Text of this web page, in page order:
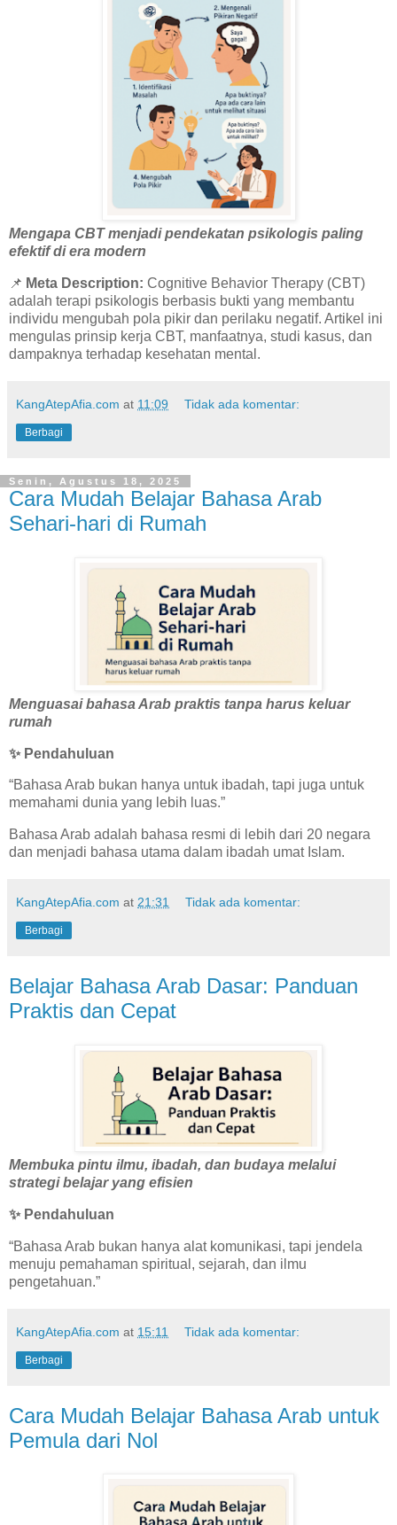
Mengapa CBT menjadi pendekatan psikologis paling
efektif di era modern
📌 Meta Description: Cognitive Behavior Therapy (CBT)
adalah terapi psikologis berbasis bukti yang membantu
individu mengubah pola pikir dan perilaku negatif. Artikel ini
mengulas prinsip kerja CBT, manfaatnya, studi kasus, dan
dampaknya terhadap kesehatan mental.
KangAtepAfia.com at 11:09 Tidak ada komentar:
Berbagi
Senin, Agustus 18, 2025
Cara Mudah Belajar Bahasa Arab
Sehari-hari di Rumah
Menguasai bahasa Arab praktis tanpa harus keluar
rumah
✨Pendahuluan
“Bahasa Arab bukan hanya untuk ibadah, tapi juga untuk
memahami dunia yang lebih luas.”
Bahasa Arab adalah bahasa resmi di lebih dari 20 negara
dan menjadi bahasa utama dalam ibadah umat Islam.
KangAtepAfia.com at 21:31 Tidak ada komentar:
Berbagi
Belajar Bahasa Arab Dasar: Panduan
Praktis dan Cepat
Membuka pintu ilmu, ibadah, dan budaya melalui
strategi belajar yang efisien
✨Pendahuluan
“Bahasa Arab bukan hanya alat komunikasi, tapi jendela
menuju pemahaman spiritual, sejarah, dan ilmu
pengetahuan.”
KangAtepAfia.com at 15:11 Tidak ada komentar:
Berbagi
Cara Mudah Belajar Bahasa Arab untuk
Pemula dari Nol